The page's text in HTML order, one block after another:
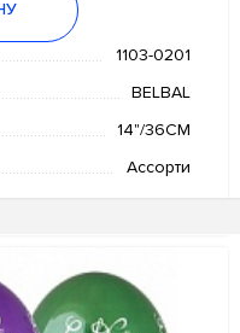
1103-0201
BELBAL
14"/36СМ
Ассорти